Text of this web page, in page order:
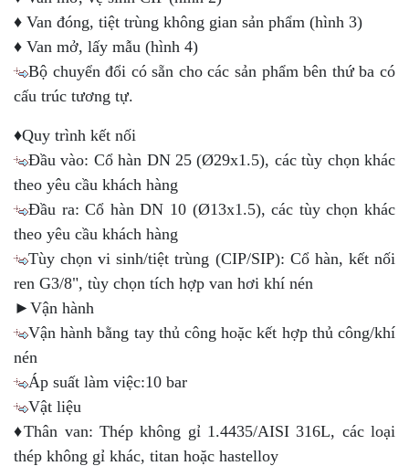
♦ Van đóng, tiệt trùng không gian sản phẩm (hình 3)
♦ Van mở, lấy mẫu (hình 4)
Bộ chuyển đổi có sẵn cho các sản phẩm bên thứ ba có
cấu trúc tương tự.
♦Quy trình kết nối
Đầu vào: Cổ hàn DN 25 (Ø29x1.5), các tùy chọn khác
theo yêu cầu khách hàng
Đầu ra: Cổ hàn DN 10 (Ø13x1.5), các tùy chọn khác
theo yêu cầu khách hàng
Tùy chọn vi sinh/tiệt trùng (CIP/SIP): Cổ hàn, kết nối
ren G3/8", tùy chọn tích hợp van hơi khí nén
►Vận hành
Vận hành bằng tay thủ công hoặc kết hợp thủ công/khí
nén
Áp suất làm việc:10 bar
Vật liệu
♦Thân van: Thép không gỉ 1.4435/AISI 316L, các loại
thép không gỉ khác, titan hoặc hastelloy